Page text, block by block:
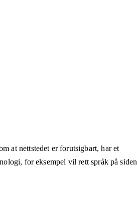
at nettstedet er forutsigbart, har et
for eksempel vil rett språk på siden